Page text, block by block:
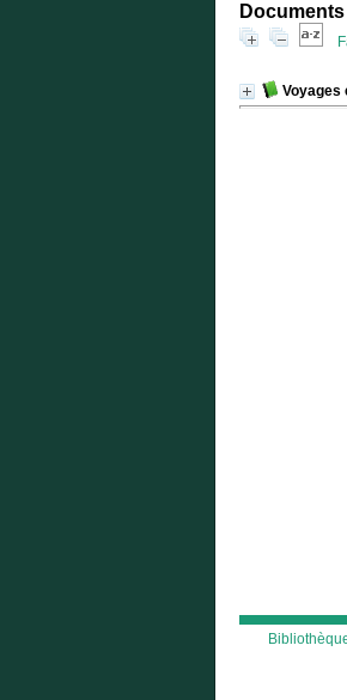
Voyages